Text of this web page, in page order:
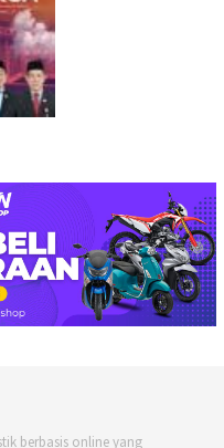
berbasis online yang